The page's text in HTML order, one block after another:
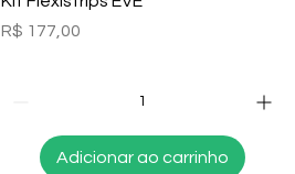
Preço
R$ 177,00
Adicionar ao carrinho